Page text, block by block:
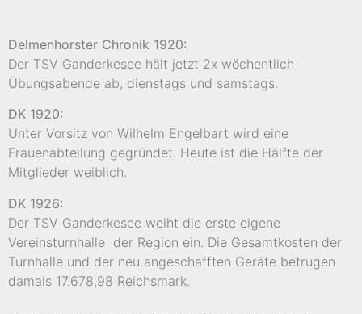
Delmenhorster Chronik 1920:
Der TSV Ganderkesee hält jetzt 2x wöchentlich
Übungsabende ab, dienstags und samstags.
DK 1920:
Unter Vorsitz von Wilhelm Engelbart wird eine
Frauenabteilung gegründet. Heute ist die Hälfte der
Mitglieder weiblich.
DK 1926:
Der TSV Ganderkesee weiht die erste eigene
Vereinsturnhalle der Region ein. Die Gesamtkosten der
Turnhalle und der neu angeschafften Geräte betrugen
damals 17.678,98 Reichsmark.